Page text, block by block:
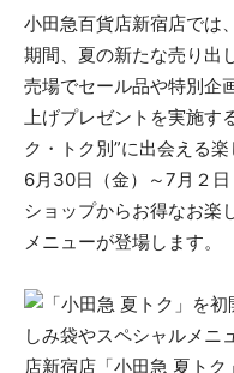
小田急百貨店新宿店では
期間、夏の新たな売り出
売場でセール品や特別企
上げプレゼントを実施す
ク・トク別”に出会える楽
6月30日（金）～7月２
ショップからお得なお楽
メニューが登場します。